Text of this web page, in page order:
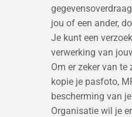
jou of een ander,
Je kunt een
verwerking van
Om er zeker van
kopie je pasfoto,
bescherming van
Organisatie wil je